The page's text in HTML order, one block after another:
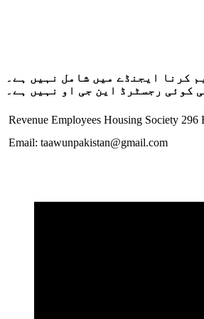
کرنا ایجنڈے میں شامل نہیں ہے۔
کوئی رجسٹرڈ این جی او نہیں ہے۔
Revenue Employees Housing Society 296
Email: taawunpakistan@gmail.com